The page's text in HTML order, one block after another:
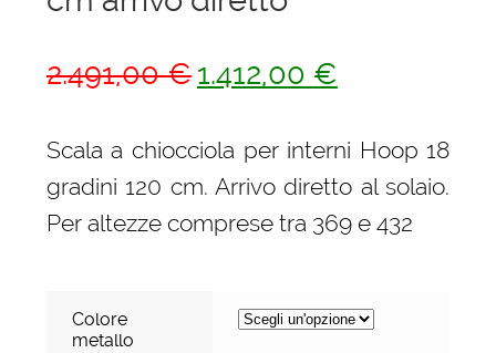
2.491,00€ Il
originale
era:
2.491,00 €.
1.412,00 €
attuale
è:
1.412,00 €.
Scala a chiocciola per interni Hoop 18
gradini 120 cm. Arrivo diretto al solaio.
Per altezze comprese tra 369 e 432
Colore
metallo